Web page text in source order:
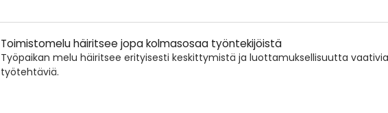
Toimistomelu häiritsee jopa kolmasosaa työntekijöistä
Työpaikan melu häiritsee erityisesti keskittymistä ja luottamuksellisuutta
työtehtäviä.